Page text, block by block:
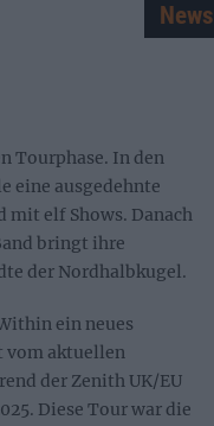
News
Tourphase. In den
eine ausgedehnte
elf Shows. Danach
bringt ihre
der Nordhalbkugel.
ein neues
vom aktuellen
der Zenith UK/EU
Diese Tour war die